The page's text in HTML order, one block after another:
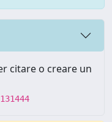
citare o creare un